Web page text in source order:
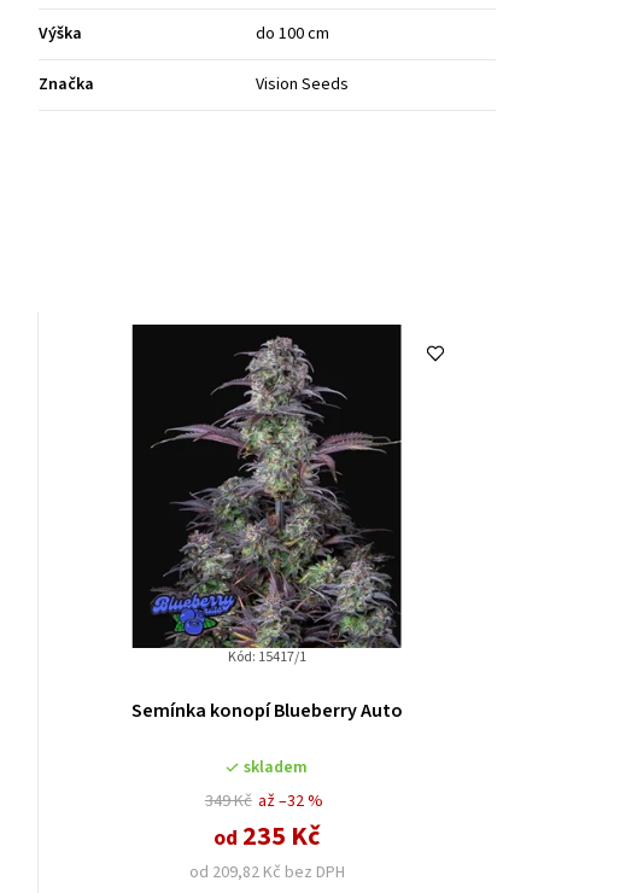
Výška do 100 cm
Značka Vision Seeds
Semínka konopí Blueberry Auto
skladem
349 Kč
od 209,82 Kč bez DPH
od 235 Kč
až –32 %
Kód: 15417/1